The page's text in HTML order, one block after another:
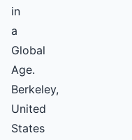
in
a
Global
Age.
Berkeley,
United
States